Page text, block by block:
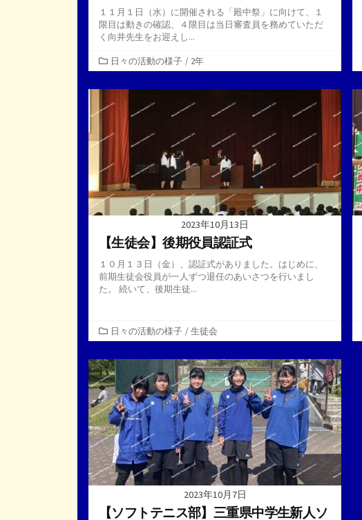
１１月１日（水）に開催される「殿中祭」に向けて、１
限目は動きの確認、４限目は当日審査員を務めていただ
く向井先生をお迎えし...
カ
テ
ゴ
リ
日々の活動の様子 / 2年
2023年10月13日
【生徒会】後期役員認証式
１０月１３日（金）、認証式がありました。はじめに、
前期生徒会役員が一人ずつ退任のあいさつを行いまし
た。 続いて、後期生徒...
カ
テ
ゴ
リ
ー
日々の活動の様子 / 生徒会
2023年10月7日
【ソフトテニス部】三重県中学生新人ソ